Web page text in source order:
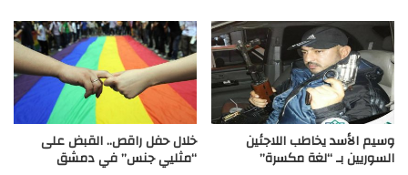
وسيم الأسد يخاطب اللاجئين
السوريين بـ “لغة مكسرة”
خلال حفل راقص.. القبض على
“مثليي جنس” في دمشق